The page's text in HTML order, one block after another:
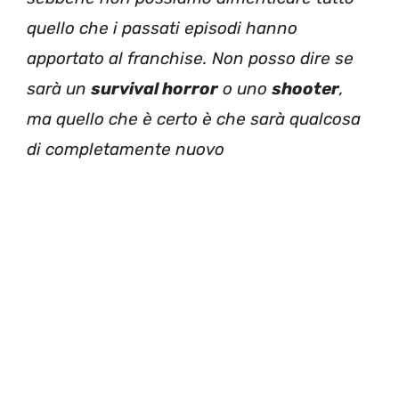
quello che i passati episodi hanno
apportato al franchise. Non posso dire se
sarà un survival horroro uno shooter,
ma quello che è certo è che sarà qualcosa
di completamente nuovo